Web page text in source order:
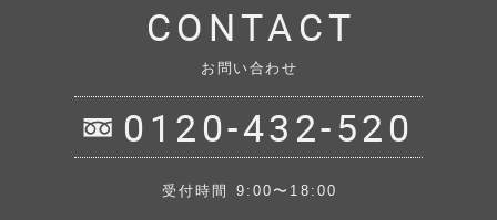
CONTACT
お問い合わせ
0120-432-520
受付時間 9:00〜18:00